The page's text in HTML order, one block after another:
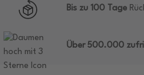
Bis zu 100 Tage
Über 500.000